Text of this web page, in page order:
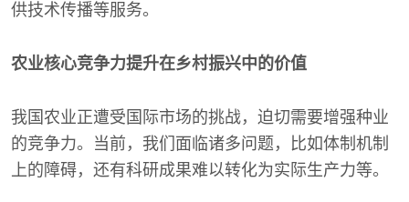
供技术传播等服务。
农业核心竞争力提升在乡村振兴中的价值
我国农业正遭受国际市场的挑战，迫切需要增强种业
的竞争力。当前，我们面临诸多问题，比如体制机制
上的障碍，还有科研成果难以转化为实际生产力等。